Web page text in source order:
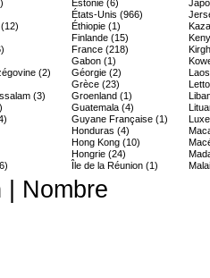
(2)
(3)
Estonie (6)
États-Unis (966)
Éthiopie (1)
Finlande (15)
France (218)
Gabon (1)
Géorgie (2)
Grèce (23)
Groenland (1)
Guatemala (4)
Guyane Française (1)
Honduras (4)
Hong Kong (10)
Hongrie (24)
Île de la Réunion (1)
Nombre